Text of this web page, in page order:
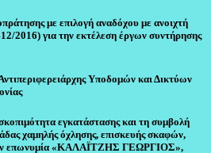
με επιλογή αναδόχου με ανοιχτή
2016) για την εκτέλεση έργων συντήρησης
Υποδομών και Δικτύων
εγκατάστασης και τη συμβολή
χαμηλής όχλησης, επισκευής σκαφών,
την επωνυμία «ΚΑΛΑΪΤΖΗΣ ΓΕΩΡΓΙΟΣ»,